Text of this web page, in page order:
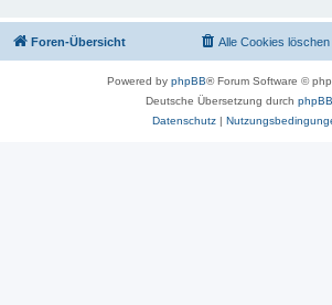
Foren-Übersicht Alle Cookies löschen
Powered by phpBB® Forum Software ©
Deutsche Übersetzung durch
Datenschutz|